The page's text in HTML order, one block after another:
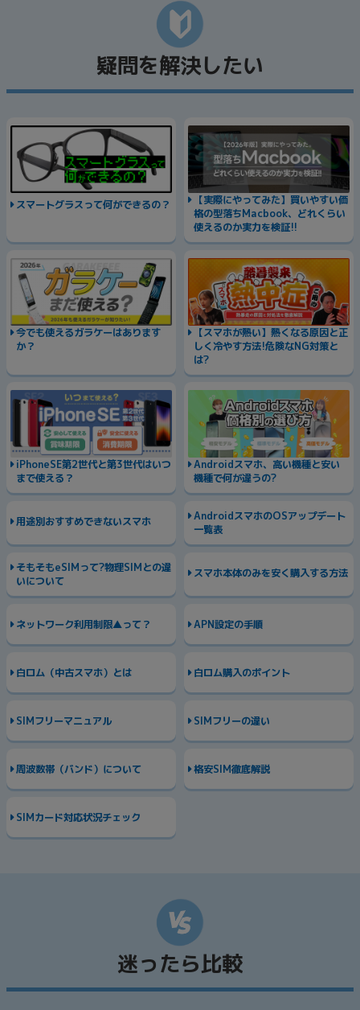
疑問を解決したい
スマートグラスって何ができるの？
【実際にやってみた】買いやすい価
格の型落ちMacbook、どれくらい
使えるのか実力を検証!!
今でも使えるガラケーはあります
か？
【スマホが熱い】熱くなる原因と正
しく冷やす方法!危険なNG対策と
は?
iPhoneSE第2世代と第3世代はいつ
まで使える？
Androidスマホ、高い機種と安い
機種で何が違うの?
用途別おすすめできないスマホ AndroidスマホのOSアップデート
一覧表
そもそもeSIMって?物理SIMとの違
いについて
スマホ本体のみを安く購入する方法
ネットワーク利用制限▲って？ APN設定の手順
白ロム（中古スマホ）とは 白ロム購入のポイント
SIMフリーマニュアル SIMフリーの違い
周波数帯（バンド）について 格安SIM徹底解説
SIMカード対応状況チェック
迷ったら比較
価格
円 ～ 円
年 月 から
年 月 まで
各項目のチェックボックスは「or検索」となります。
ただし機能別のみ「and検索」となります。